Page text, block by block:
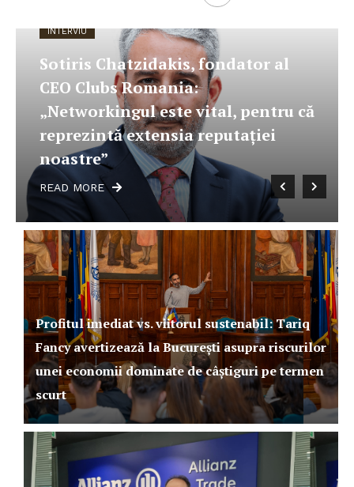
al
pentru că
Tudor Popp, Founding
Hotspot Workhub:
spațiilor de lucru flexibile
de la cele câteva procente
astăzi la aproximativ 10 –
următorii ani”
READ MORE
Profitul imediat vs. viitorul sustenabil: Tariq
Fancy avertizează la București asupra riscurilor
unei economii dominate de câștiguri pe termen
scurt